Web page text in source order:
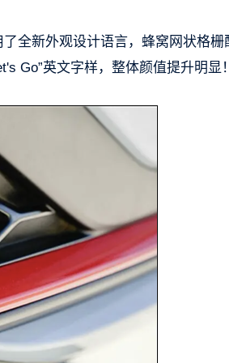
全新外观设计语言，蜂窝网状格栅
Go”英文字样，整体颜值提升明显